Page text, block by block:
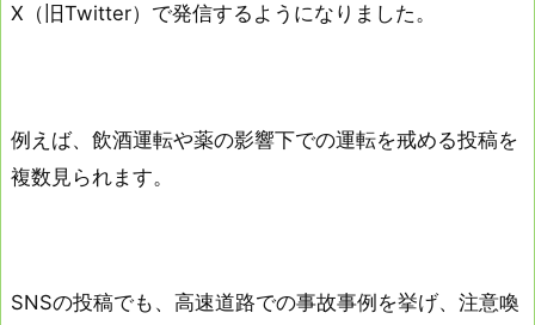
X（旧Twitter）で発信するようになりました。
例えば、飲酒運転や薬の影響下での運転を戒める投稿を
複数見られます。
SNSの投稿でも、高速道路での事故事例を挙げ、注意喚